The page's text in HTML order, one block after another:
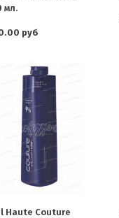
мл.
руб
Haute Couture